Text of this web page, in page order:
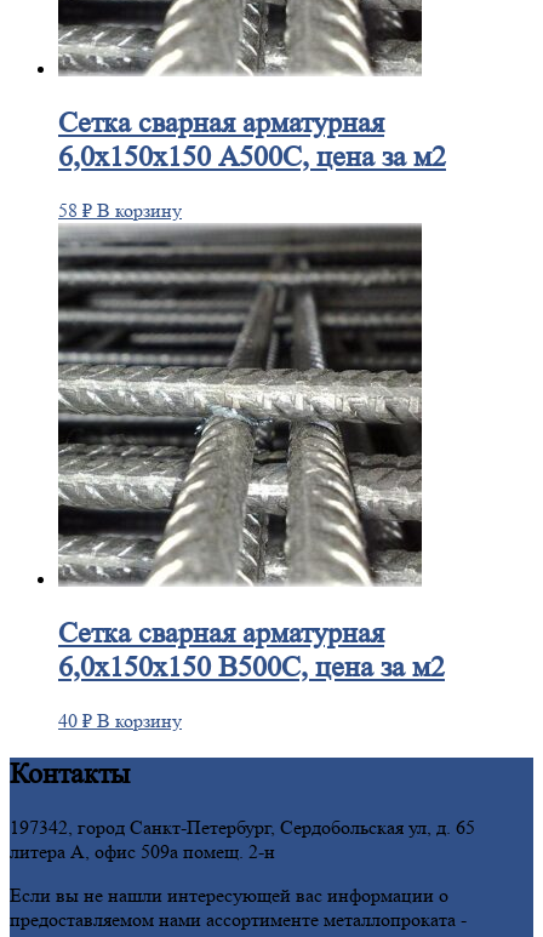
Сеткасварная арматурная
6,0х150х150 А500С, цена за м2
58 ₽ В корзину
Сеткасварная арматурная
6,0х150х150 В500С, цена за м2
40 ₽ В корзину
Контакты
197342, город Санкт-Петербург, Сердобольская ул, д. 65
литера А, офис 509а помещ. 2-н
Если вы не нашли интересующей вас информации о
предоставляемом нами ассортименте металлопроката -